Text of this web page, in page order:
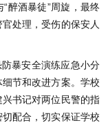
醉酒暴徒”周旋，最终
处理，受伤的保安人
暴安全演练应急小分
节和改进方案。学校
书记对两位民警的指
配合，切实保证学校